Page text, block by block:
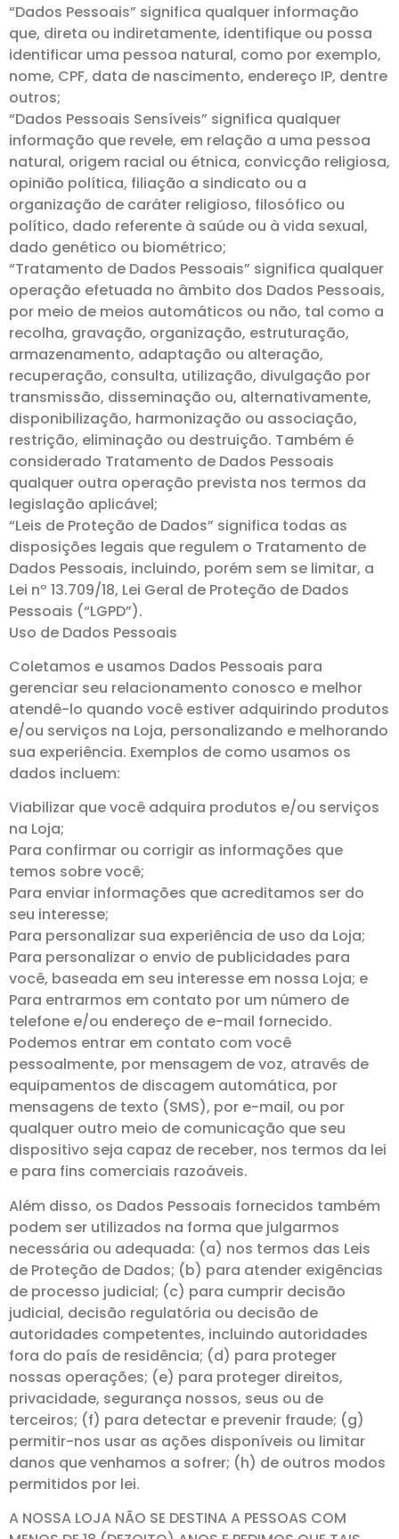
“Dados Pessoais” significa qualquer informação
que, direta ou indiretamente, identifique ou possa
identificar uma pessoa natural, como por exemplo,
nome, CPF, data de nascimento, endereço IP, dentre
outros;
“Dados Pessoais Sensíveis” significa qualquer
informação que revele, em relação a uma pessoa
natural, origem racial ou étnica, convicção religiosa,
opinião política, filiação a sindicato ou a
organização de caráter religioso, filosófico ou
político, dado referente à saúde ou à vida sexual,
dado genético ou biométrico;
“Tratamento de Dados Pessoais” significa qualquer
operação efetuada no âmbito dos Dados Pessoais,
por meio de meios automáticos ou não, tal como a
recolha, gravação, organização, estruturação,
armazenamento, adaptação ou alteração,
recuperação, consulta, utilização, divulgação por
transmissão, disseminação ou, alternativamente,
disponibilização, harmonização ou associação,
restrição, eliminação ou destruição. Também é
considerado Tratamento de Dados Pessoais
qualquer outra operação prevista nos termos da
legislação aplicável;
“Leis de Proteção de Dados” significa todas as
disposições legais que regulem o Tratamento de
Dados Pessoais, incluindo, porém sem se limitar, a
Lei nº 13.709/18, Lei Geral de Proteção de Dados
Pessoais (“LGPD”).
Uso de Dados Pessoais
Coletamos e usamos Dados Pessoais para
gerenciar seu relacionamento conosco e melhor
atendê-lo quando você estiver adquirindo produtos
e/ou serviços na Loja, personalizando e melhorando
sua experiência. Exemplos de como usamos os
dados incluem:
Viabilizar que você adquira produtos e/ou serviços
na Loja;
Para confirmar ou corrigir as informações que
temos sobre você;
Para enviar informações que acreditamos ser do
seu interesse;
Para personalizar sua experiência de uso da Loja;
Para personalizar o envio de publicidades para
você, baseada em seu interesse em nossa Loja; e
Para entrarmos em contato por um número de
telefone e/ou endereço de e-mail fornecido.
Podemos entrar em contato com você
pessoalmente, por mensagem de voz, através de
equipamentos de discagem automática, por
mensagens de texto (SMS), por e-mail, ou por
qualquer outro meio de comunicação que seu
dispositivo seja capaz de receber, nos termos da lei
e para fins comerciais razoáveis.
Além disso, os Dados Pessoais fornecidos também
podem ser utilizados na forma que julgarmos
necessária ou adequada: (a) nos termos das Leis
de Proteção de Dados; (b) para atender exigências
de processo judicial; (c) para cumprir decisão
judicial, decisão regulatória ou decisão de
autoridades competentes, incluindo autoridades
fora do país de residência; (d) para proteger
nossas operações; (e) para proteger direitos,
privacidade, segurança nossos, seus ou de
terceiros; (f) para detectar e prevenir fraude; (g)
permitir-nos usar as ações disponíveis ou limitar
danos que venhamos a sofrer; (h) de outros modos
permitidos por lei.
A NOSSA LOJA NÃO SE DESTINA A PESSOAS COM